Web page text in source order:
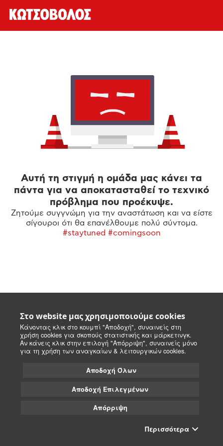
Στο website μας χρησιμοποιούμε cookies
Κάνοντας κλικ στο κουμπί "Αποδοχή", συναινείς στη
χρήση cookies για σκοπούς στατιστικής και μάρκετινγκ.
Αν κάνεις κλικ στην επιλογή "Απόρριψη", συναινείς μόνο
για τη χρήση των αναγκαίων & λειτουργικών cookies.
Αποδοχή Όλων
Αποδοχή Επιλεγμένων
Απόρριψη
Περισσότερα
Αυτή τη στιγμή η ομάδα μας κάνει τα
πάντα για να αποκατασταθεί το τεχνικό
πρόβλημα που προέκυψε.
Ζητούμε συγγνώμη για την αναστάτωση και να είστε
σίγουροι ότι θα επανέλθουμε πολύ σύντομα.
#staytuned #comingsoon